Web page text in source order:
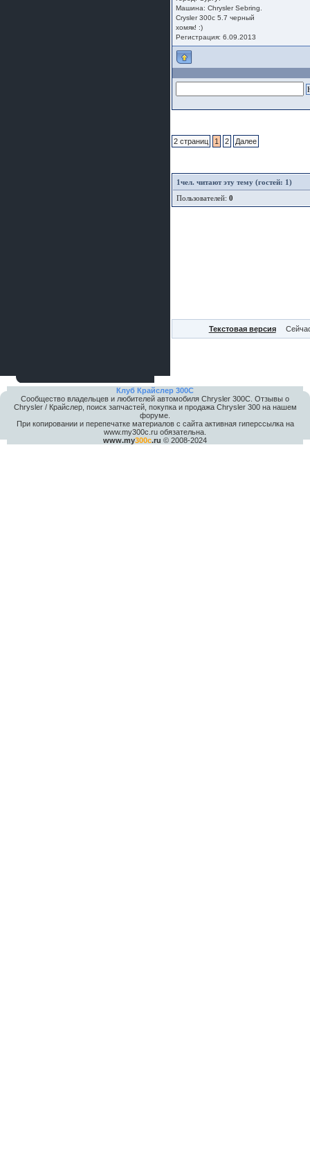
Машина: Chrysler Sebring.
Crysler 300c 5.7 черный
хомяк! :)
Регистрация: 6.09.2013
2 страниц 1 2 Далее
1чел. читают эту тему (гостей: 1)
Пользователей: 0
Текстовая версия
Клуб Крайслер 300C
Сообщество владельцев и любителей автомобиля Chrysler 300С. Отзывы о
Chrysler / Крайслер, поиск запчастей, покупка и продажа Chrysler 300 на нашем
форуме.
При копировании и перепечатке материалов с сайта активная гиперссылка на
www.my300c.ru обязательна.
www.my300c.ru © 2008-2024